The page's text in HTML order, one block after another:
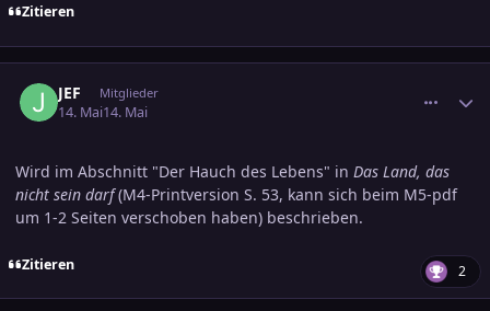
Zitieren
JEF Mitglieder
14. Mai14. Mai
Wird im Abschnitt "Der Hauch des Lebens" in Das Land, das
nicht sein darf(M4-Printversion S. 53, kann sich beim M5-pdf
um 1-2 Seiten verschoben haben) beschrieben.
Zitieren 2